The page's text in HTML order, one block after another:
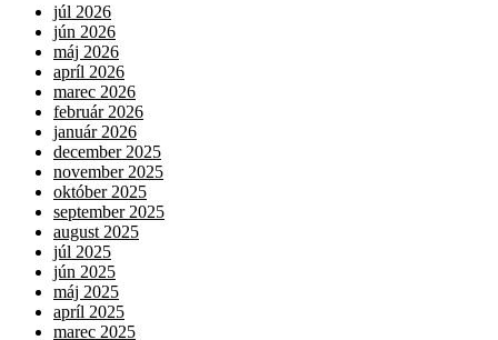
júl 2026
jún 2026
máj 2026
apríl 2026
marec 2026
február 2026
január 2026
december 2025
november 2025
október 2025
september 2025
august 2025
júl 2025
jún 2025
máj 2025
apríl 2025
marec 2025